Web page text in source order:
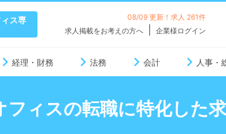
ス専
08/09 更新！求人 261件
求人掲載をお考えの方へ
企業様ログイン
経理・財務 法務 会計 人事・
フィスの転職に特化した